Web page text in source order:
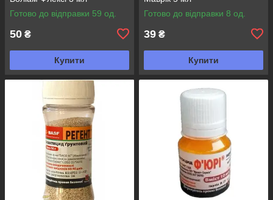
Готово до відправки 59 од.
50 ₴
Купити
Готово до відправки 8 од.
39 ₴
Купити